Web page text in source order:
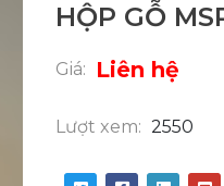
HỘP GỖ
Giá: Liên hệ
Lượt xem: 2550